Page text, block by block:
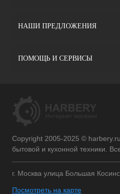
НАШИ ПРЕДЛОЖЕНИЯ
ПОМОЩЬ И СЕРВИСЫ
Copyright 2005-2025 ©
бытовой и кухонной техники.
г. Москва улица Большая
Посмотреть на карте